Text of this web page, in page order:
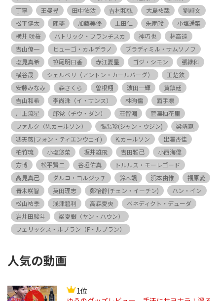
丁寧
王曼昱 田中佑汰 吉村和弘 大島祐哉
劉詩文
松平健太
陳夢 加藤美優 上田仁 朱雨玲
小塩遥菜
横井 咲桜
パトリック・フランチスカ 神巧也
林高遠
吉山僚一
ヒューゴ・カルデラノ
ブラディミル・サムソノフ
塩見真希
笹尾明日香 赤江夏星 ゴジ・シモン
張継科
横谷晟
シェルベリ（アントン・カールバーグ）
王楚欽
安藤みなみ
森さくら 曽根翔 濵田一輝
黄鎮廷
吉山和希
李尚洙（イ・サンス） 林昀儒
面手凛
川上流星
邱党（チウ・ダン） 荘智淵
菅澤柚花里
ファルク（M.カールソン）
張禹珍(ジャン・ウジン)
梁靖崑
馮天薇(フォン・ティエンウェイ)
K.カールソン
出澤杏佳
柏竹琉
小塩悠菜 坂井雄飛 吉田雅己
小西海偉
方博
松平賢二 谷垣佑真
トルルス・モーレゴード
高見真己
ダルコ・ヨルジッチ 鈴木颯 浜本由惟
福原愛
青木咲智
英田理志 鄭怡静(チェン・イーチン)
ハン・イン
松山祐季
浅津碧利 高森愛央
ベネディクト・デューダ
岩井田駿斗
梁夏銀（ヤン・ハウン）
フェリックス・ルブラン（F・ルブラン）
人気の動画
1位